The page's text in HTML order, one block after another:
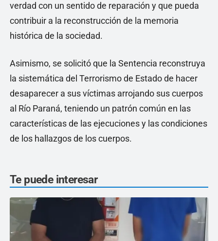
verdad con un sentido de reparación y que pueda
contribuir a la reconstrucción de la memoria
histórica de la sociedad.
Asimismo, se solicitó que la Sentencia reconstruya
la sistemática del Terrorismo de Estado de hacer
desaparecer a sus víctimas arrojando sus cuerpos
al Río Paraná, teniendo un patrón común en las
características de las ejecuciones y las condiciones
de los hallazgos de los cuerpos.
Te puede interesar